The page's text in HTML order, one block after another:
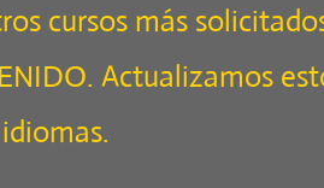
cursos más
Actualizamos